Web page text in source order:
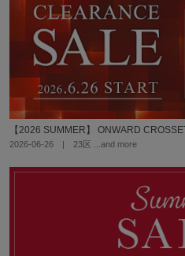
【2026 SUMMER】 ONWARD
2026-06-26 | 23区